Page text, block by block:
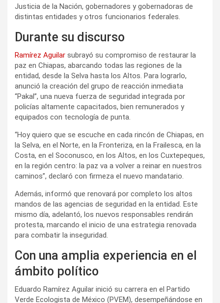
Justicia de la Nación, gobernadores y gobernadoras de
distintas entidades y otros funcionarios federales.
Durante su discurso
Ramírez Aguilar subrayó su compromiso de restaurar la
paz en Chiapas, abarcando todas las regiones de la
entidad, desde la Selva hasta los Altos. Para lograrlo,
anunció la creación del grupo de reacción inmediata
“Pakal”, una nueva fuerza de seguridad integrada por
policías altamente capacitados, bien remunerados y
equipados con tecnología de punta.
“Hoy quiero que se escuche en cada rincón de Chiapas, en
la Selva, en el Norte, en la Fronteriza, en la Frailesca, en la
Costa, en el Soconusco, en los Altos, en los Cuxtepeques,
en la región centro: la paz va a volver a reinar en nuestros
caminos”, declaró con firmeza el nuevo mandatario.
Además, informó que renovará por completo los altos
mandos de las agencias de seguridad en la entidad. Este
mismo día, adelantó, los nuevos responsables rendirán
protesta, marcando el inicio de una estrategia renovada
para combatir la inseguridad.
Con una amplia experiencia en el
ámbito político
Eduardo Ramírez Aguilar inició su carrera en el Partido
Verde Ecologista de México (PVEM), desempeñándose en